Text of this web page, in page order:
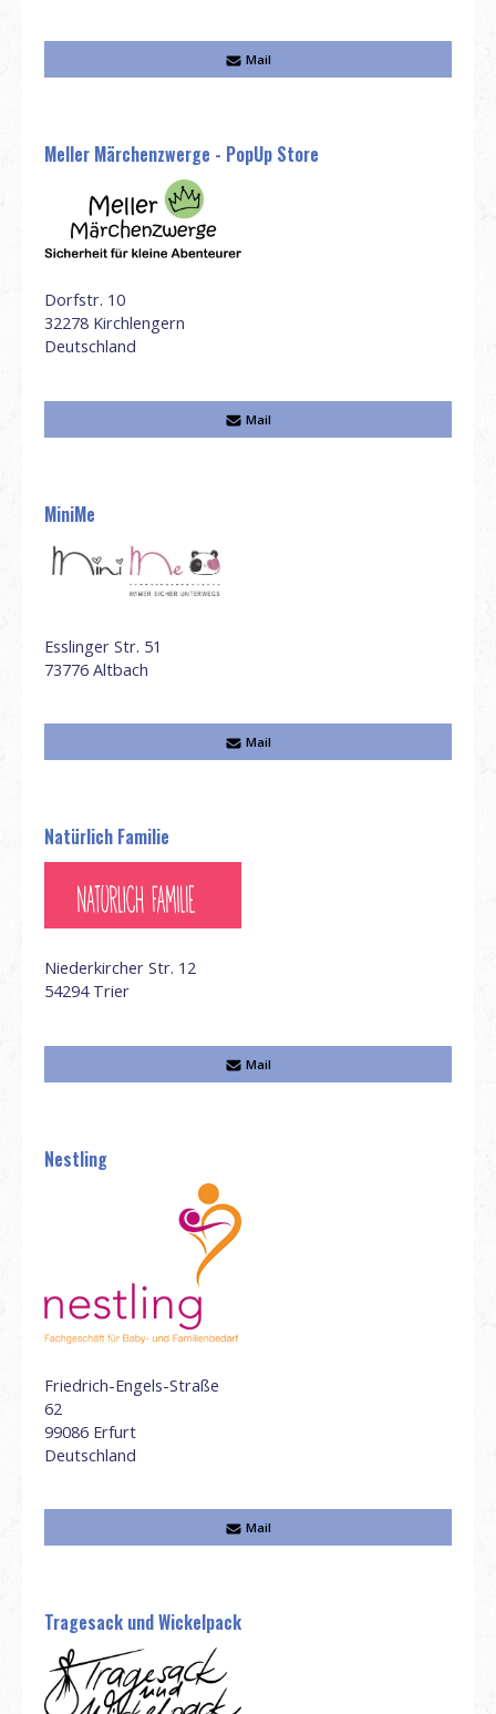
Mail
Meller Märchenzwerge - PopUp Store
Dorfstr. 10
32278 Kirchlengern
Deutschland
Mail
MiniMe
Esslinger Str. 51
73776 Altbach
Mail
Natürlich Familie
Niederkircher Str. 12
54294 Trier
Mail
Nestling
Friedrich-Engels-Straße
62
99086 Erfurt
Deutschland
Mail
Tragesack und Wickelpack